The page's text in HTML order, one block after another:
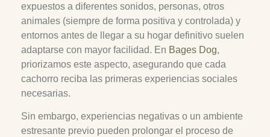
expuestos a diferentes sonidos, personas, otros
animales (siempre de forma positiva y controlada) y
entornos antes de llegar a su hogar definitivo suelen
adaptarse con mayor facilidad. En Bages Dog,
priorizamos este aspecto, asegurando que cada
cachorro reciba las primeras experiencias sociales
necesarias.
Sin embargo, experiencias negativas o un ambiente
estresante previo pueden prolongar el proceso de